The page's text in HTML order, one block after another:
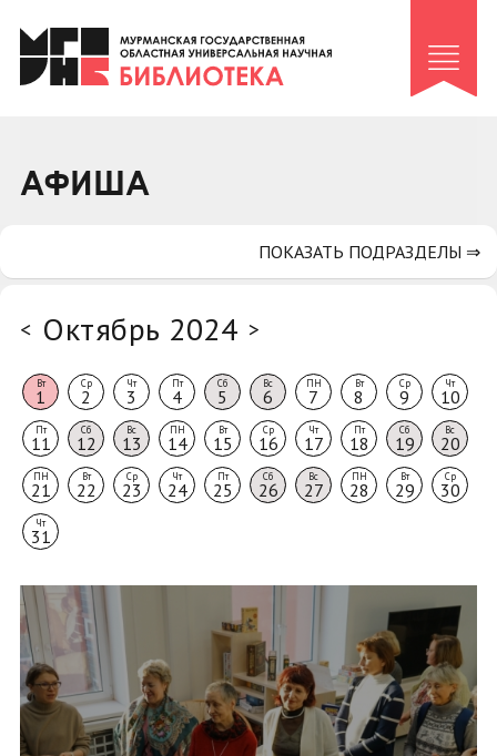
Клуб «Гиря и сельдерей»
Клуб «Семейный архив»
Коллегам
АФИША
< Октябрь 2024 >
Вт
1
Ср
2
Чт
3
Пт
4
Сб
5
Вс
6
ПН
7
Вт
8
Ср
9
Чт
10
Пт
11
Сб
12
Вс
13
ПН
14
Вт
15
Ср
16
Чт
17
Пт
18
Сб
19
Вс
20
ПН
21
Вт
22
Ср
23
Чт
24
Пт
25
Сб
26
Вс
27
ПН
28
Вт
29
Ср
30
Чт
31
ПОКАЗАТЬ ПОДРАЗДЕЛЫ ⇒